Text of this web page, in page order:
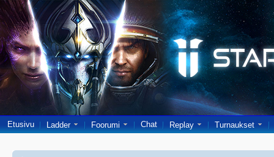
Etusivu Ladder Foorumi Chat Replay Turnaukset